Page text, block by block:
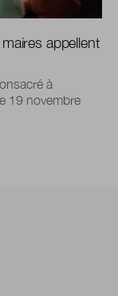
appellent
à
19 novembre